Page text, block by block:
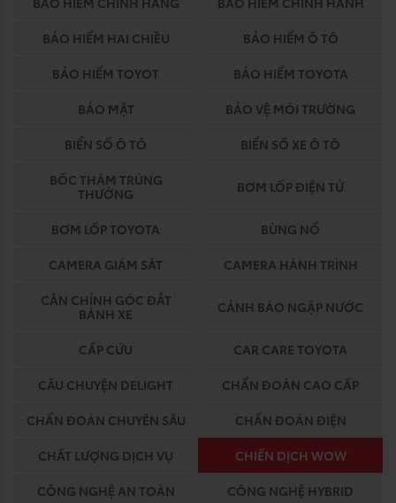
BẢO HIỂM HAI CHIỀU
BẢO HIỂM Ô TÔ
BẢO HIỂM TOYOT
BẢO HIỂM TOYOTA
BẢO MẬT
BẢO VỆ MÔI TRƯỜNG
BIỂN SỐ Ô TÔ
BIỂN SỐ XE Ô TÔ
BỐC THĂM TRÚNG
THƯỞNG
BƠM LỐP ĐIỆN TỬ
BƠM LỐP TOYOTA
BÙNG NỔ
CAMERA GIÁM SÁT
CAMERA HÀNH TRÌNH
CÂN CHỈNH GÓC ĐẮT
BÁNH XE
CẢNH BÁO NGẬP NƯỚC
CẤP CỨU
CAR CARE TOYOTA
CÂU CHUYỆN DELIGHT
CHẨN ĐOÁN CAO CẤP
CHẨN ĐOÁN CHUYÊN SÂU
CHẨN ĐOÁN ĐIỆN
CHẤT LƯỢNG DỊCH VỤ
CHIẾN DỊCH WOW
CÔNG NGHỆ AN TOÀN
CÔNG NGHỆ HYBRID